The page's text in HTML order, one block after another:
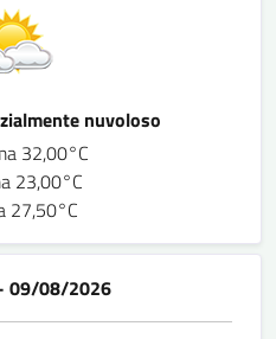
nuvoloso
32,00°C
23,00°C
27,50°C
09/08/2026